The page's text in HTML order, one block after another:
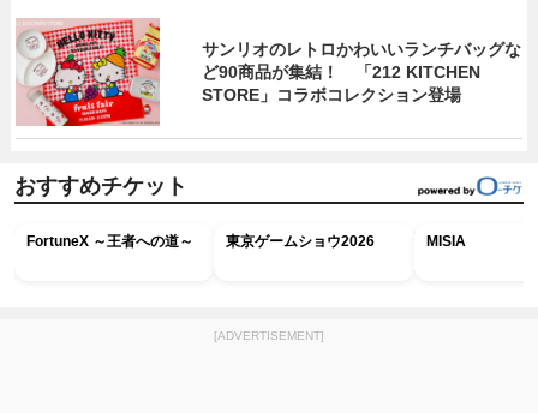
サンリオのレトロかわいいランチバッグな
ど90商品が集結！ 「212 KITCHEN
STORE」コラボコレクション登場
おすすめチケット
FortuneX ～王者への道～ 東京ゲームショウ2026 MISIA
[ADVERTISEMENT]